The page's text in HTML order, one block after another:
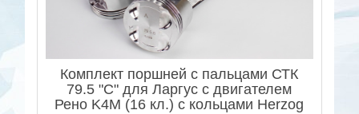
Комплект поршней с пальцами СТК
79.5 "C" для Ларгус с двигателем
Рено K4M (16 кл.) с кольцами Herzog